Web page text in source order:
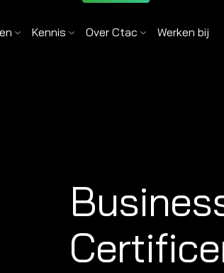
Kennis Over Ctac Werken bij